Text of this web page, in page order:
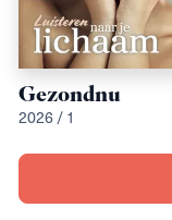
Gezondnu
2026 / 1